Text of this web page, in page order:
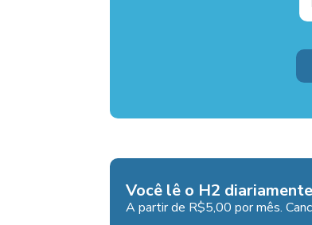
Você lê o H2
A partir de R$5,00 por mês.